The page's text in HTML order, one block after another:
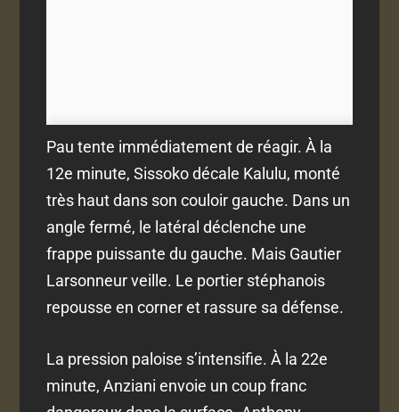
Pau tente immédiatement de réagir. À la
12e minute, Sissoko décale Kalulu, monté
très haut dans son couloir gauche. Dans un
angle fermé, le latéral déclenche une
frappe puissante du gauche. Mais Gautier
Larsonneur veille. Le portier stéphanois
repousse en corner et rassure sa défense.
La pression paloise s’intensifie. À la 22e
minute, Anziani envoie un coup franc